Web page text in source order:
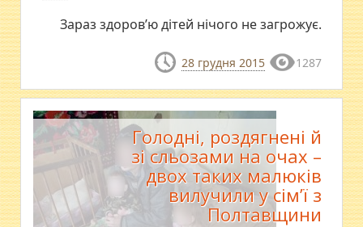
Зараз здоров’ю дітей нічого не загрожує.
28 грудня 2015 1287
Голодні, роздягнені й
зі сльозами на очах –
двох таких малюків
вилучили у сім’ї з
Полтавщини